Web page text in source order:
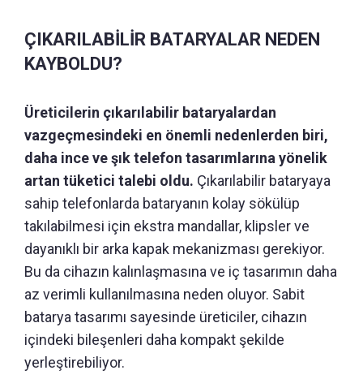
ÇIKARILABİLİR BATARYALAR NEDEN
KAYBOLDU?
Üreticilerin çıkarılabilir bataryalardan
vazgeçmesindeki en önemli nedenlerden biri,
daha ince ve şık telefon tasarımlarına yönelik
artan tüketici talebi oldu. Çıkarılabilir bataryaya
sahip telefonlarda bataryanın kolay sökülüp
takılabilmesi için ekstra mandallar, klipsler ve
dayanıklı bir arka kapak mekanizması gerekiyor.
Bu da cihazın kalınlaşmasına ve iç tasarımın daha
az verimli kullanılmasına neden oluyor. Sabit
batarya tasarımı sayesinde üreticiler, cihazın
içindeki bileşenleri daha kompakt şekilde
yerleştirebiliyor.